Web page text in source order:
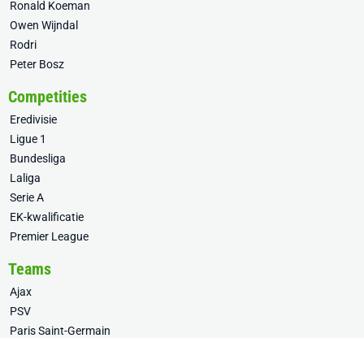
Ronald Koeman
Owen Wijndal
Rodri
Peter Bosz
Competities
Eredivisie
Ligue 1
Bundesliga
Laliga
Serie A
EK-kwalificatie
Premier League
Teams
Ajax
PSV
Paris Saint-Germain